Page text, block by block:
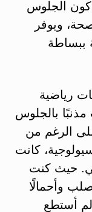
الجلوس
ويوفر
ببساطة
رياضية
بالجلوس
الرغم من
كانت
حيث كنت
وأحمالًا
أستطع